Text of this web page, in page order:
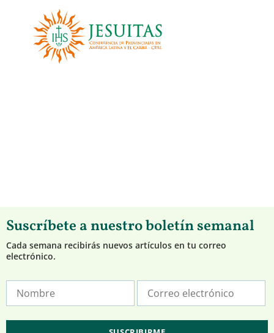
Suscríbete a nuestro boletín semanal
Cada semana recibirás nuevos artículos en tu correo
electrónico.